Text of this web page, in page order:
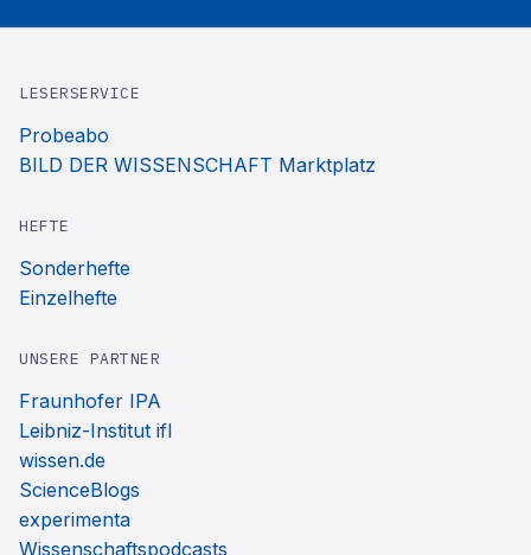
LESERSERVICE
Probeabo
BILD DER WISSENSCHAFT Marktplatz
HEFTE
Sonderhefte
Einzelhefte
UNSERE PARTNER
Fraunhofer IPA
Leibniz-Institut ifl
wissen.de
ScienceBlogs
experimenta
Wissenschaftspodcasts